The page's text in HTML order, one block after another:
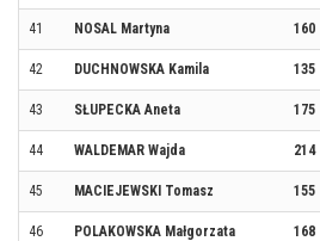
41 NOSAL Martyna 160
42 DUCHNOWSKA Kamila 135
43 SŁUPECKA Aneta 175
44 WALDEMAR Wajda 214
45 MACIEJEWSKI Tomasz 155
46 POLAKOWSKA Małgorzata 168